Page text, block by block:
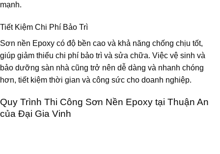
mạnh.
Tiết Kiệm Chi Phí Bảo Trì
Sơn nền Epoxy có độ bền cao và khả năng chống chịu tốt,
giúp giảm thiểu chi phí bảo trì và sửa chữa. Việc vệ sinh và
bảo dưỡng sàn nhà cũng trở nên dễ dàng và nhanh chóng
hơn, tiết kiệm thời gian và công sức cho doanh nghiệp.
Quy Trình Thi Công Sơn Nền Epoxy tại Thuận An
của Đại Gia Vinh